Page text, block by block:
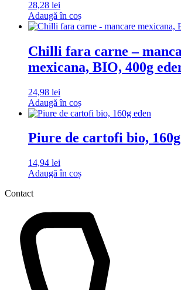
28,28 lei
Adaugă în coș
Chilli fara carne –
mexicana, BIO, 400g
24,98 lei
Adaugă în coș
Piure de cartofi bio,
14,94 lei
Adaugă în coș
Contact